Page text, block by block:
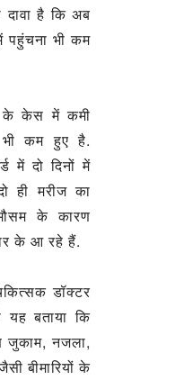
दावा है कि अब
पहुंचना भी कम
के केस में कमी
कम हुए है.
में दो दिनों में
ही मरीज का
के कारण
के आ रहे हैं.
डॉक्टर
यह बताया कि
जुकाम, नजला,
बीमारियों के